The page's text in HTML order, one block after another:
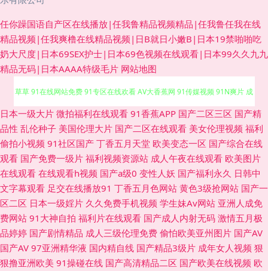
任你躁国语自产区在线播放|任我鲁精品视频精品|任我鲁任我在线
精品视频|任我爽橹在线精品视频|日B就日小嫩B|日本19禁啪啪吃
奶大尺度|日本69SEX护士|日本69色视频在线观看|日本99久久九九
精品无码|日本AAAA特级毛片 网站地图
91超碰碰 韩国伪娘TS网站 自拍女人bb 91免费网 91视频免费看 91丝瓜浮力
草草 91在线网站免费 91专区在线欢看 AV大香蕉网 91传媒视频 91N爽片 成
人av香蕉 午夜成人福利av 91免费视频黑丝 A级片导航 豆花AV在视 国产欧美
另类激情 加勒比91AV 欧美成不卡网 日韩午夜成人电影 午夜桃色18 69欧美
91社区成人网站 国产网址 黄色网址国产偷 欧美在线性生活 日本一道本 日韩
综合 香蕉视频www 亚洲影院午夜AV 69国精品 中文字幕久荜 91精品丝袜国
日本一级大片 微拍福利在线观看 91香蕉APP 国产二区三区 国产精
品性 乱伦种子 美国伦理大片 国产二区在线观看 美女伦理视频 福利
偷拍小视频 91社区国产 丁香五月天堂 欧美变态一区 国产综合在线
观看 国产免费一级片 福利视频资源站 成人午夜在线观看 欧美图片
在线观看 在线观看h视频 国产a级0 变性人妖 国产福利永久 日韩中
文字幕观看 足交在线播放91 丁香五月色网站 黄色3级抢网站 国产一
区二区 日本一级婬片 久久免费手机视频 学生妹Av网站 亚洲人成免
费网站 91大神自拍 福利片在线观看 国产成人内射无码 激情五月极
品婷婷 国产剧情精品 成人三级伦理免费 偷怕欧美亚州图片 国产AV
国产AV 97亚洲精华液 国内精自线 国产精品3级片 成年女人视频 狠
狠撸亚洲欧美 91操碰在线 国产高清精品二区 国产欧美在线视频 欧